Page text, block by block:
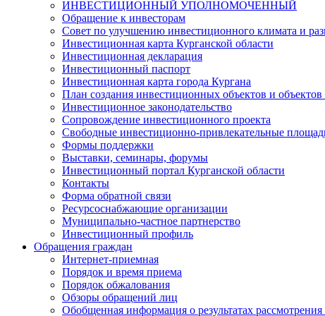
ИНВЕСТИЦИОННЫЙ УПОЛНОМОЧЕННЫЙ
Обращение к инвесторам
Совет по улучшению инвестиционного климата и
Инвестиционная карта Курганской области
Инвестиционная декларация
Инвестиционный паспорт
Инвестиционная карта города Кургана
План создания инвестиционных объектов и
Инвестиционное законодательство
Сопровождение инвестиционного проекта
Свободные инвестиционно-привлекательные
Формы поддержки
Выставки, семинары, форумы
Инвестиционный портал Курганской области
Контакты
Форма обратной связи
Ресурсоснабжающие организации
Муниципально-частное партнерство
Инвестиционный профиль
Обращения граждан
Интернет-приемная
Порядок и время приема
Порядок обжалования
Обзоры обращений лиц
Обобщенная информация о результатах